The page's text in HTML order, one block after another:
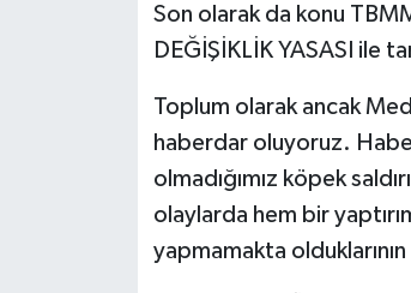
Son olarak da konu
DEĞİŞİKLİK YASASI ile
Toplum olarak ancak
haberdar oluyoruz.
olmadığımız köpek
olaylarda hem bir
yapmamakta